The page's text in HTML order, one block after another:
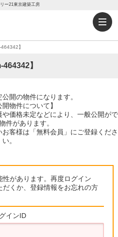
ー21東京建築工房
】
】
開の物件になります。
開物件について】
価格未定などにより、一般公開がで
件があります。
客様は「無料会員」にご登録くださ
い。
があります。再度ログイン
くか、登録情報をお忘れの方
インID